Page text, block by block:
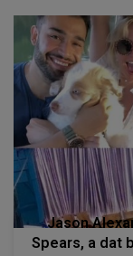
Jason
Spears, a dat